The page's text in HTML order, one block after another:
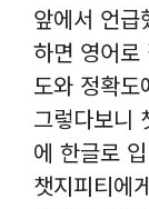
앞에서 언급
하면 영어로
도와 정확도
그렇다보니
에 한글로
챗지피티에